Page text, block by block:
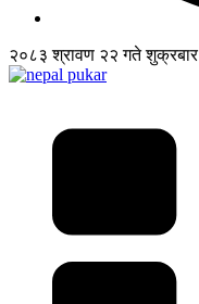
२०८३ श्रावण २२ गते शुक्रबार